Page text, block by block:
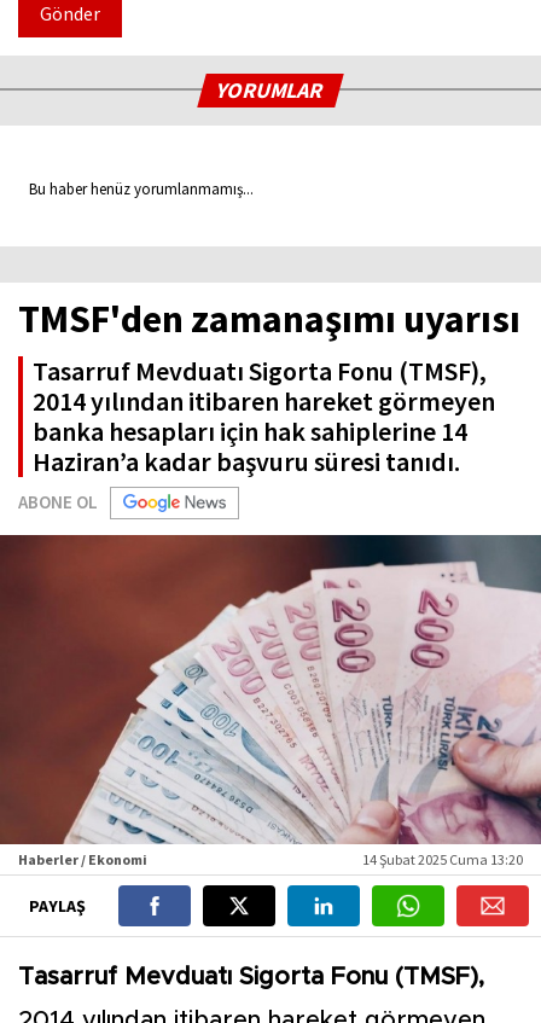
Gönder
YORUMLAR
Bu haber henüz yorumlanmamış...
TMSF'den zamanaşımı uyarısı
Tasarruf Mevduatı Sigorta Fonu (TMSF),
2014 yılından itibaren hareket görmeyen
banka hesapları için hak sahiplerine 14
Haziran’a kadar başvuru süresi tanıdı.
ABONE OL
Haberler / Ekonomi 14 Şubat 2025 Cuma 13:20
PAYLAŞ
Tasarruf Mevduatı Sigorta Fonu (TMSF),